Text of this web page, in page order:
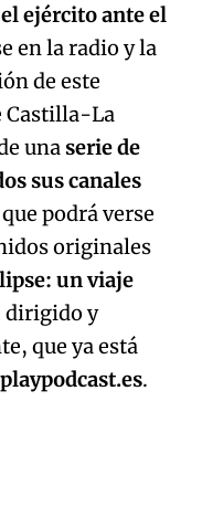
ejército ante el
en la radio y la
de este
Castilla-La
unaserie de
sus canales
que podrá verse
originales
un viaje
dirigido y
que ya está
playpodcast.es.